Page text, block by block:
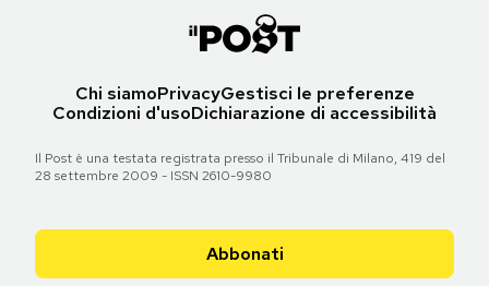
Chi siamoPrivacyGestisci le preferenze
Condizioni d'usoDichiarazione di accessibilità
Il Post è una testata registrata presso il Tribunale di Milano, 419 del
28 settembre 2009 - ISSN 2610-9980
Abbonati